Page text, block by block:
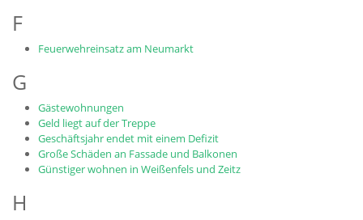
F
Feuerwehreinsatz am Neumarkt
G
Gästewohnungen
Geld liegt auf der Treppe
Geschäftsjahr endet mit einem Defizit
Große Schäden an Fassade und Balkonen
Günstiger wohnen in Weißenfels und Zeitz
H